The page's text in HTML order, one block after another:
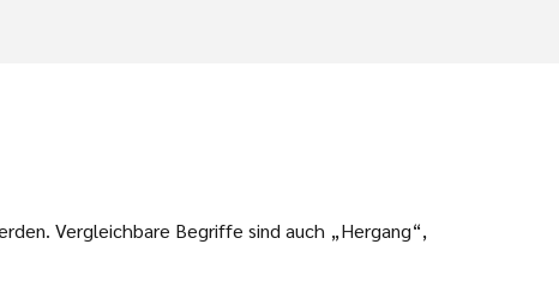
Vergleichbare Begriffe sind auch „Hergang“,